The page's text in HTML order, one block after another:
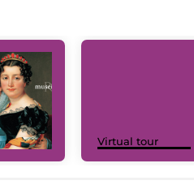
Virtual tour